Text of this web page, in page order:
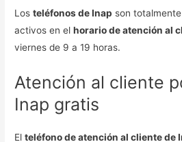
Losteléfonos de Inap son
activos en elhorario de atención al
viernes de 9 a 19 horas.
Atención al cliente
Inap gratis
Elteléfono de atención al cliente de